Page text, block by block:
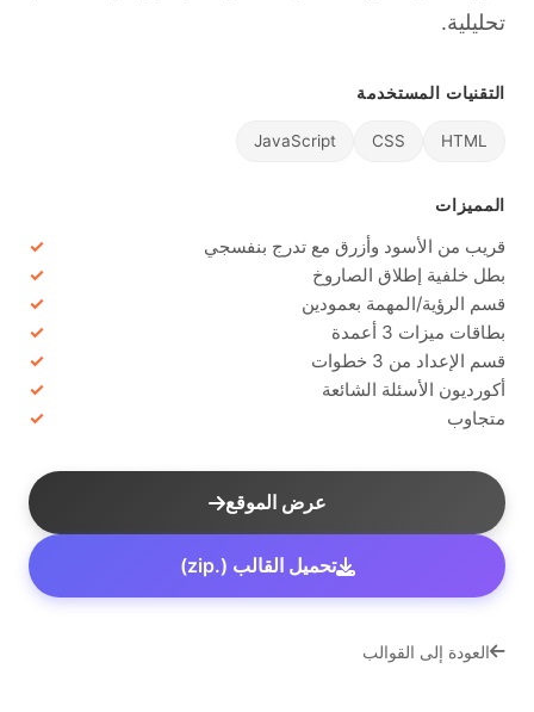
تحليلية.
التقنيات المستخدمة
HTML
CSS
JavaScript
المميزات
قريب من الأسود وأزرق مع تدرج بنفسجي
بطل خلفية إطلاق الصاروخ
قسم الرؤية/المهمة بعمودين
بطاقات ميزات 3 أعمدة
قسم الإعداد من 3 خطوات
أكورديون الأسئلة الشائعة
متجاوب
عرض الموقع
تحميل القالب (.zip)
العودة إلى القوالب